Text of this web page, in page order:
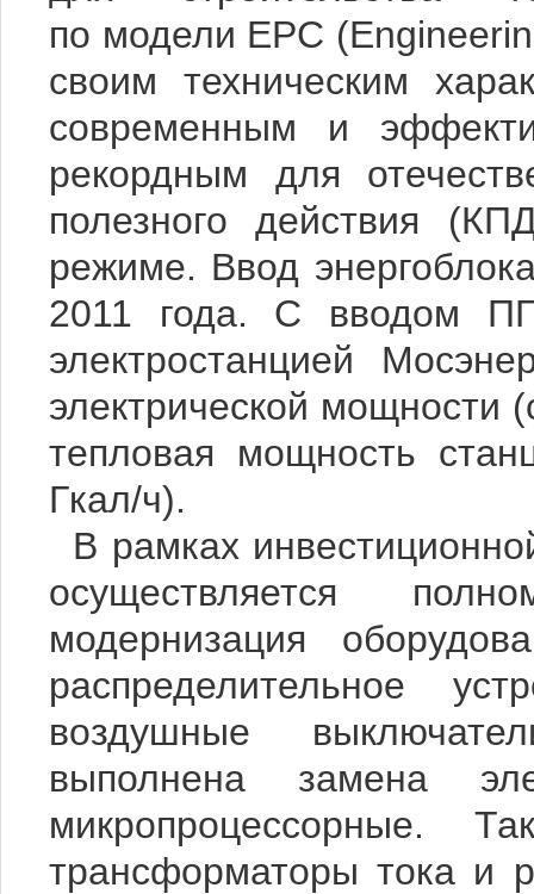
по модели EPC (
своим техническим
современным и
рекордным для
полезного действия
режиме. Ввод
2011 года. С вводом
электростанцией
электрической мощности
тепловая мощность
Гкал/ч).
В рамках
осуществляется
модернизация
распределительное
воздушные
выполнена замена
трансформаторы тока и